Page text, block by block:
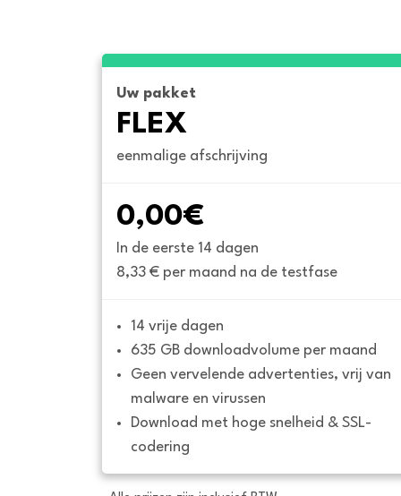
Uw pakket
FLEX
eenmalige afschrijving
0,00€
In de eerste 14 dagen
8,33 € per maand na de testfase
14 vrije dagen
635 GB downloadvolume per maand
Geen vervelende advertenties, vrij van
malware en virussen
Download met hoge snelheid & SSL-
codering